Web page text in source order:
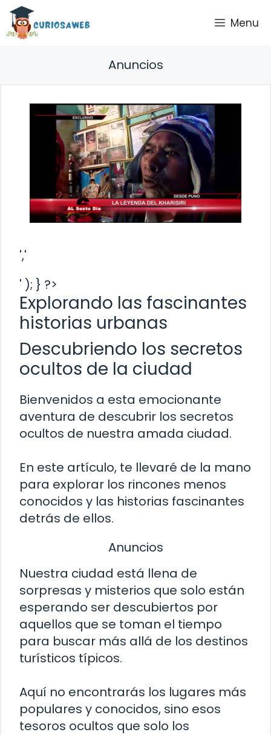
Saltar
contenido
Menu
Anuncios
','
' ); } ?>
Explorando las fascinantes
historias urbanas
Descubriendo los secretos
ocultos de la ciudad
Bienvenidos a esta emocionante
aventura de descubrir los secretos
ocultos de nuestra amada ciudad.
En este artículo, te llevaré de la mano
para explorar los rincones menos
conocidos y las historias fascinantes
detrás de ellos.
Anuncios
Nuestra ciudad está llena de
sorpresas y misterios que solo están
esperando ser descubiertos por
aquellos que se toman el tiempo
para buscar más allá de los destinos
turísticos típicos.
Aquí no encontrarás los lugares más
populares y conocidos, sino esos
tesoros ocultos que solo los